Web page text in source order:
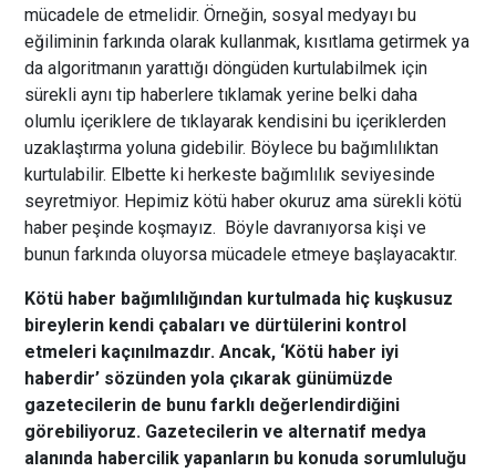
mücadele de etmelidir. Örneğin, sosyal medyayı bu
eğiliminin farkında olarak kullanmak, kısıtlama getirmek ya
da algoritmanın yarattığı döngüden kurtulabilmek için
sürekli aynı tip haberlere tıklamak yerine belki daha
olumlu içeriklere de tıklayarak kendisini bu içeriklerden
uzaklaştırma yoluna gidebilir. Böylece bu bağımlılıktan
kurtulabilir. Elbette ki herkeste bağımlılık seviyesinde
seyretmiyor. Hepimiz kötü haber okuruz ama sürekli kötü
haber peşinde koşmayız. Böyle davranıyorsa kişi ve
bunun farkında oluyorsa mücadele etmeye başlayacaktır.
Kötü haber bağımlılığından kurtulmada hiç kuşkusuz
bireylerin kendi çabaları ve dürtülerini kontrol
etmeleri kaçınılmazdır. Ancak, ‘Kötü haber iyi
haberdir’ sözünden yola çıkarak günümüzde
gazetecilerin de bunu farklı değerlendirdiğini
görebiliyoruz. Gazetecilerin ve alternatif medya
alanında habercilik yapanların bu konuda sorumluluğu